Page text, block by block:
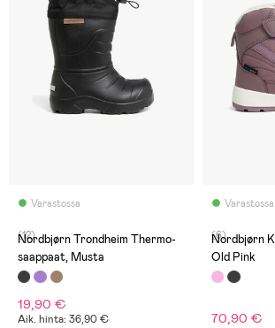
Varastossa
(12)
Nordbjørn Trondheim Thermo-
saappaat, Musta
19,90 €
Aik. hinta: 36,90 €
Varastossa
(6)
Nordbjørn
Old Pink
70,90 €